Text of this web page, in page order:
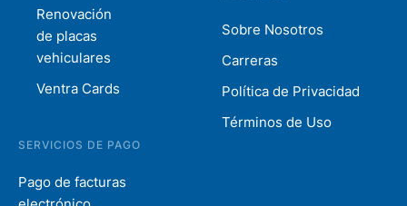
Renovación
de placas
vehiculares
Ventra Cards
SERVICIOS DE PAGO
Pago de facturas
Sobre Nosotros
Carreras
Política de Privacidad
Términos de Uso